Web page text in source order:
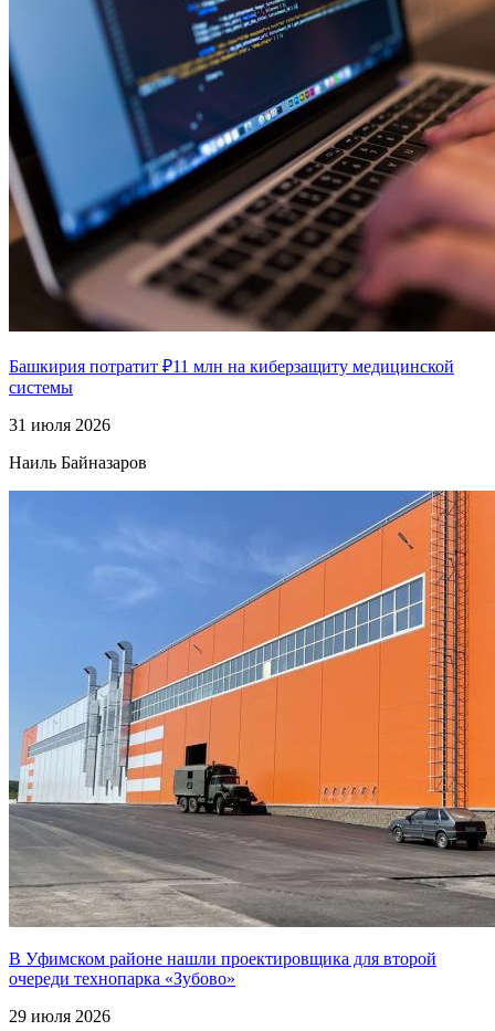
Башкирия потратит ₽11 млн на киберзащиту медицинской
системы
31 июля 2026
Наиль Байназаров
В Уфимском районе нашли проектировщика для второй
очереди технопарка «Зубово»
29 июля 2026